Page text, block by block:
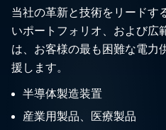
当社の革新と技術をリードす
いポートフォリオ、および広
は、お客様の最も困難な電力
援します。
半導体製造装置
産業用製品、医療製品